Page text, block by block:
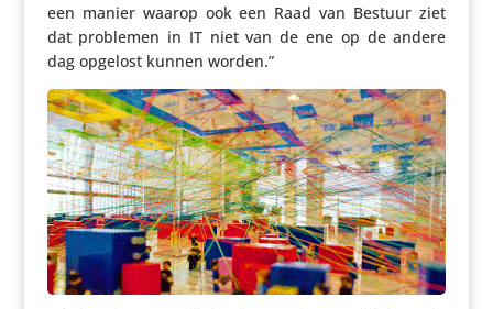
een manier waarop ook een Raad van Bestuur ziet
dat problemen in IT niet van de ene op de andere
dag opgelost kunnen worden.”